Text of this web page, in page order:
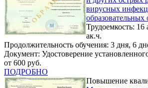
вирусных
образовательных
Трудоемкость: 16
ак.ч.
Продолжительность обучения: 3 дня, 6
Документ: Удостоверение
от 600 руб.
ПОДРОБНО
Повышение